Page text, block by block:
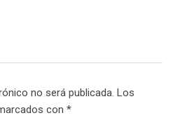
no será publicada. Los
con *